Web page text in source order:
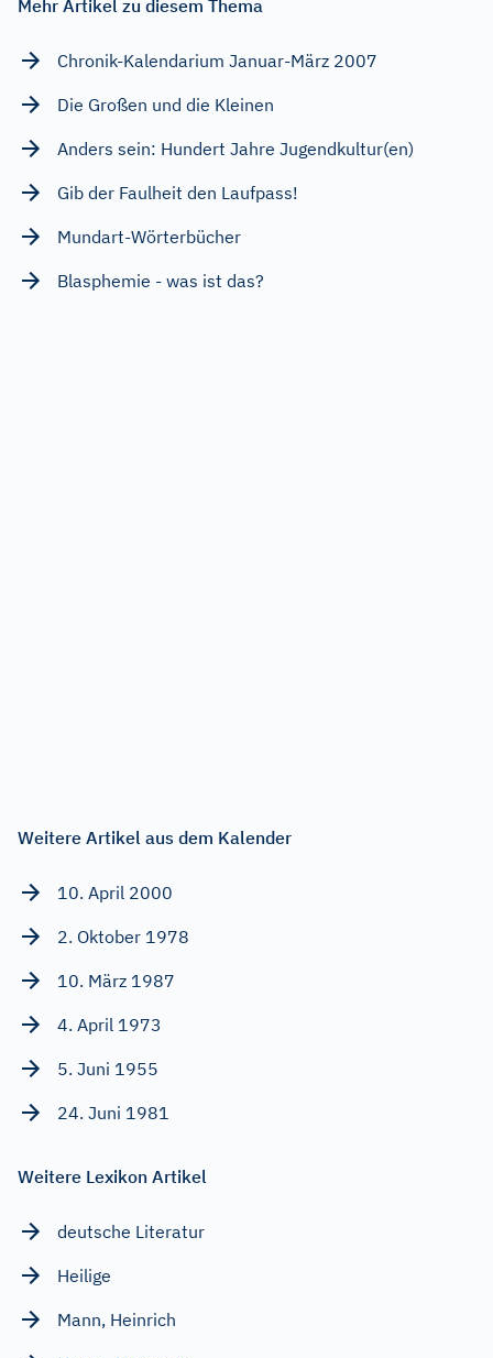
Mehr Artikel zu diesem Thema
Chronik-Kalendarium Januar-März 2007
Die Großen und die Kleinen
Anders sein: Hundert Jahre Jugendkultur(en)
Gib der Faulheit den Laufpass!
Mundart-Wörterbücher
Blasphemie - was ist das?
Weitere Artikel aus dem Kalender
10. April 2000
2. Oktober 1978
10. März 1987
4. April 1973
5. Juni 1955
24. Juni 1981
Weitere Lexikon Artikel
deutsche Literatur
Heilige
Mann, Heinrich